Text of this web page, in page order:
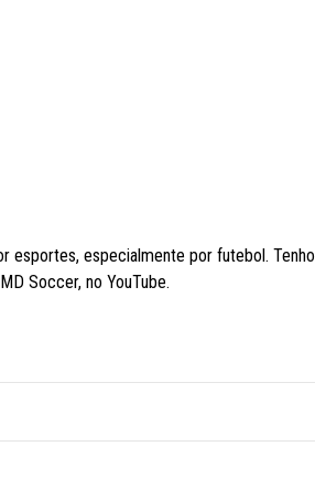
esportes, especialmente por futebol. Tenho
Soccer, no YouTube.